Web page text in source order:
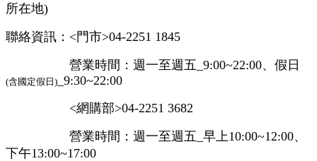
所在地)
聯絡資訊：<門市>04-2251 1845
營業時間：週一至週五_9:00~22:00、假日
(含國定假日) _9:30~22:00
<網購部>04-2251 3682
營業時間：週一至週五_早上10:00~12:00、
下午13:00~17:00